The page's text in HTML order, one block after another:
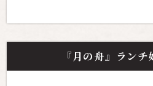
『月の舟』ランチ